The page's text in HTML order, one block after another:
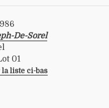
De-Sorel
01
liste ci-bas